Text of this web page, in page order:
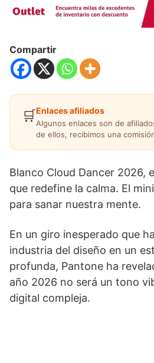
Compartir
🛒Enlaces afiliados
Algunos enlaces son de
de ellos, recibimos una
Blanco Cloud Dancer 2026,
que redefine la calma. El
para sanar nuestra mente.
En un giro inesperado que
industria del diseño en un
profunda, Pantone ha
año 2026 no será un tono
digital compleja.